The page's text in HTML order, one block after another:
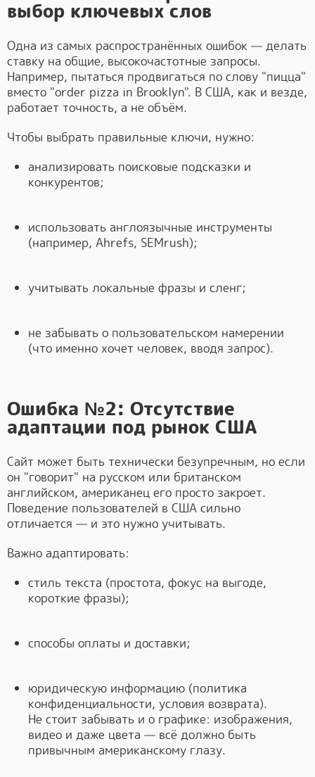
выбор ключевых слов
Одна из самых распространённых ошибок — делать
ставку на общие, высокочастотные запросы.
Например, пытаться продвигаться по слову "пицца"
вместо "order pizza in Brooklyn". В США, как и везде,
работает точность, а не объём.
Чтобы выбрать правильные ключи, нужно:
анализировать поисковые подсказки и
конкурентов;
использовать англоязычные инструменты
(например, Ahrefs, SEMrush);
учитывать локальные фразы и сленг;
не забывать о пользовательском намерении
(что именно хочет человек, вводя запрос).
Ошибка №2: Отсутствие
адаптации под рынок США
Сайт может быть технически безупречным, но если
он "говорит" на русском или британском
английском, американец его просто закроет.
Поведение пользователей в США сильно
отличается — и это нужно учитывать.
Важно адаптировать:
стиль текста (простота, фокус на выгоде,
короткие фразы);
способы оплаты и доставки;
юридическую информацию (политика
конфиденциальности, условия возврата).
Не стоит забывать и о графике: изображения,
видео и даже цвета — всё должно быть
привычным американскому глазу.